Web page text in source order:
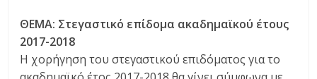
ΘΕΜΑ: Στεγαστικό επίδομα ακαδημαϊκού έτους
2017-2018
Η χορήγηση του στεγαστικού επιδόματος για το